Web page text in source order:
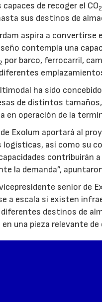
de recoger el CO2
sus destinos de
aspira a convertirse
contempla una
por barco, ferrocarril,
ha sido
de distintos
en operación de la
Exolum aportará al
así como su
contribuirán
la demanda”,
senior de
a escala si existen
destinos de
una pieza relevante de